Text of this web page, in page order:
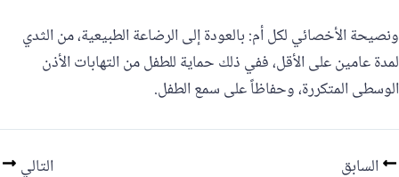
ونصيحة الأخصائي لكل أم: بالعودة إلى الرضاعة الطبيعية، من الثدي
لمدة عامين على الأقل، ففي ذلك حماية للطفل من التهابات الأذن
الوسطى المتكررة، وحفاظاً على سمع الطفل.
السابق التالي